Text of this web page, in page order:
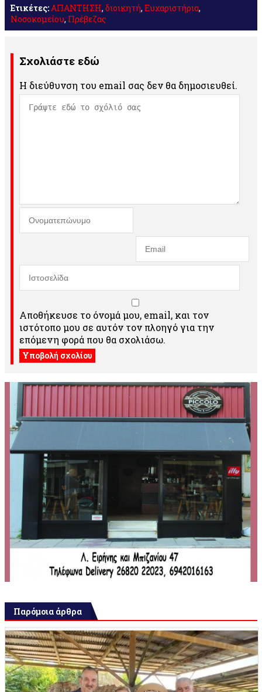
Ετικέτες:ΑΠΑΝΤΗΣΗ, διοικητή, Ευχαριστήρια,
Νοσοκομείου, Πρέβεζας
Σχολιάστε εδώ
Η διεύθυνση του email σας δεν θα δημοσιευθεί.
Αποθήκευσε το όνομά μου, email, και τον
ιστότοπο μου σε αυτόν τον πλοηγό για την
επόμενη φορά που θα σχολιάσω.
Παρόμοια άρθρα